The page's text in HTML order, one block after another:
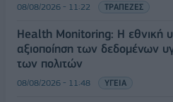
08/08/2026 - 11:22 ΤΡΑΠΕΖΕΣ
Health Monitoring: Η εθνική
αξιοποίηση των δεδομένων
των πολιτών
08/08/2026 - 11:48 ΥΓΕΙΑ